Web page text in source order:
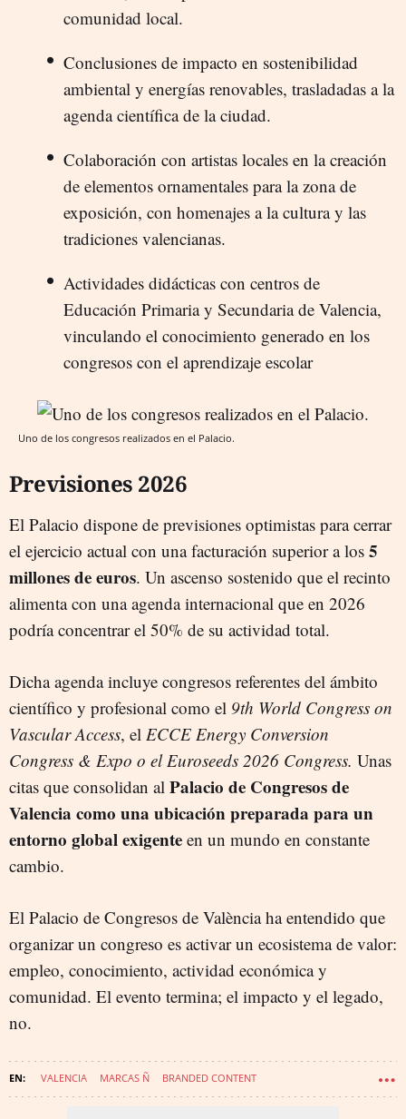
comunidad local.
Conclusiones de impacto en sostenibilidad
ambiental y energías renovables, trasladadas a la
agenda científica de la ciudad.
Colaboración con artistas locales en la creación
de elementos ornamentales para la zona de
exposición, con homenajes a la cultura y las
tradiciones valencianas.
Actividades didácticas con centros de
Educación Primaria y Secundaria de Valencia,
vinculando el conocimiento generado en los
congresos con el aprendizaje escolar
Uno de los congresos realizados en el Palacio.
Previsiones 2026
El Palacio dispone de previsiones optimistas para cerrar
el ejercicio actual con una facturación superior a los 5
millones de euros. Un ascenso sostenido que el recinto
alimenta con una agenda internacional que en 2026
podría concentrar el 50% de su actividad total.
Dicha agenda incluye congresos referentes del ámbito
científico y profesional como el 9th World Congress on
Vascular Access, el ECCE Energy Conversion
Congress & Expo o el Euroseeds 2026 Congress. Unas
citas que consolidan al Palacio de Congresos de
Valencia como una ubicación preparada para un
entorno global exigente en un mundo en constante
cambio.
El Palacio de Congresos de València ha entendido que
organizar un congreso es activar un ecosistema de valor:
empleo, conocimiento, actividad económica y
comunidad. El evento termina; el impacto y el legado,
no.
VALENCIA MARCAS Ñ BRANDED CONTENT